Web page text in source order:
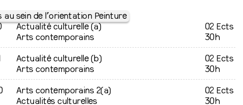
au sein de l’orientation Peinture
Actualité culturelle (a)
Arts contemporains
02 Ects
30h
Actualité culturelle (b)
Arts contemporains
02 Ects
30h
Arts contemporains 2(a)
Actualités culturelles
02 Ects
30h